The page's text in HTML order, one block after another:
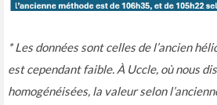
* Les données sont celles de l’ancien
est cependant faible. À Uccle, où nous
homogénéisées, la valeur selon